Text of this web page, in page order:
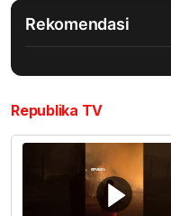
Rekomendasi
Republika TV